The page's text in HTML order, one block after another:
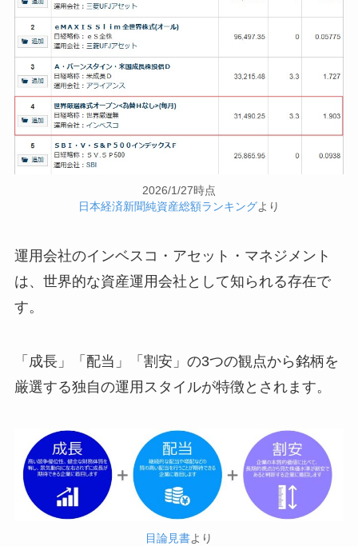
2026/1/27時点
日本経済新聞純資産総額ランキングより
運用会社のインベスコ・アセット・マネジメント
は、世界的な資産運用会社として知られる存在で
す。
「成長」「配当」「割安」の3つの観点から銘柄を
厳選する独自の運用スタイルが特徴とされます。
目論見書より